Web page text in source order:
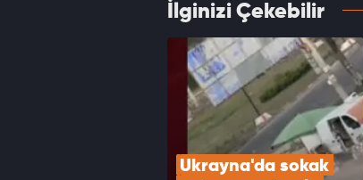
İlginizi Çekebilir
Ukrayna'da sokak